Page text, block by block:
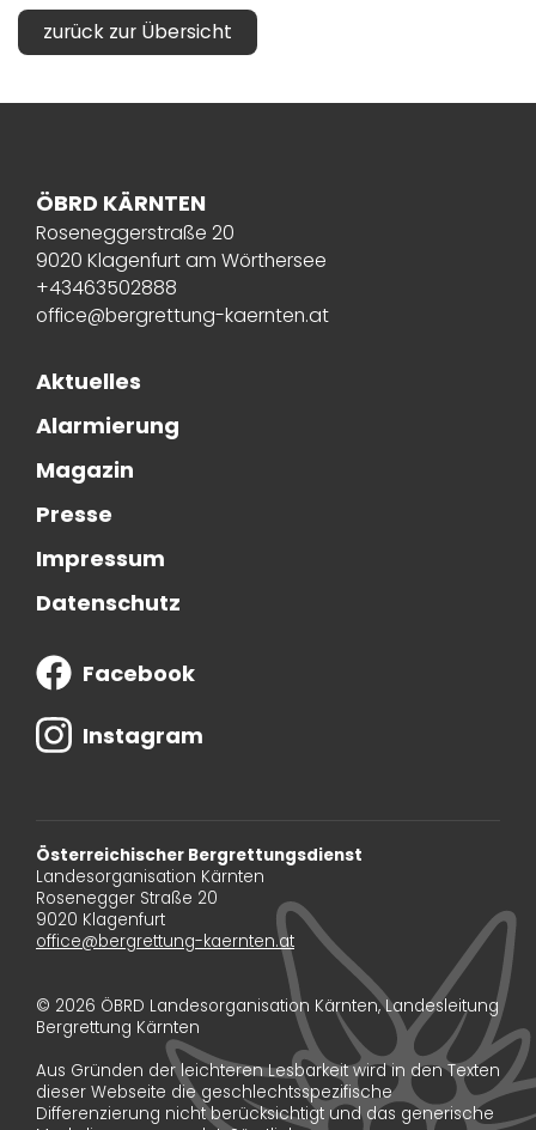
zurück zur Übersicht
ÖBRD KÄRNTEN
Roseneggerstraße 20
9020 Klagenfurt am Wörthersee
+43463502888
office@bergrettung-kaernten.at
Aktuelles
Alarmierung
Magazin
Presse
Impressum
Datenschutz
Facebook
Instagram
Österreichischer Bergrettungsdienst
Landesorganisation Kärnten
Rosenegger Straße 20
9020 Klagenfurt
office@bergrettung-kaernten.at
© 2026 ÖBRD Landesorganisation Kärnten, Landesleitung
Bergrettung Kärnten
Aus Gründen der leichteren Lesbarkeit wird in den Texten
dieser Webseite die geschlechtsspezifische
Differenzierung nicht berücksichtigt und das generische